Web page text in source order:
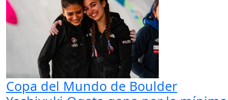
Copa del Mundo de Boulder